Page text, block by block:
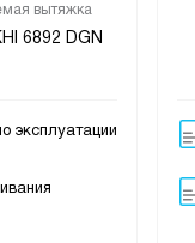
вытяжка
6892 DGN
эксплуатации